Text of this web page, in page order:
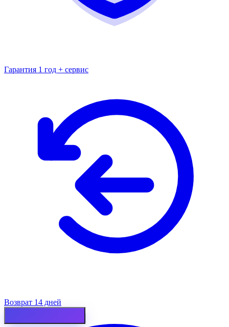
Гарантия 1 год + сервис
Возврат 14 дней